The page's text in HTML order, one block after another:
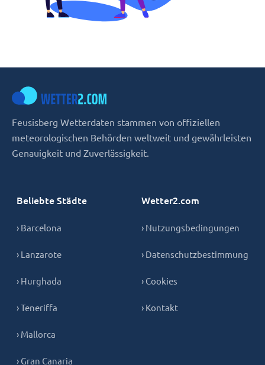
Feusisberg Wetterdaten stammen von offiziellen
meteorologischen Behörden weltweit und gewährleisten
Genauigkeit und Zuverlässigkeit.
Beliebte Städte
› Barcelona
› Lanzarote
› Hurghada
› Teneriffa
› Mallorca
› Gran Canaria
Wetter2.com
› Nutzungsbedingungen
› Datenschutzbestimmung
› Cookies
› Kontakt